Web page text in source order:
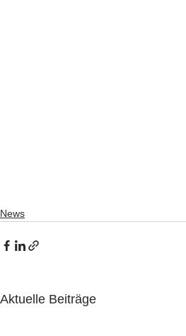
News
Aktuelle Beiträge